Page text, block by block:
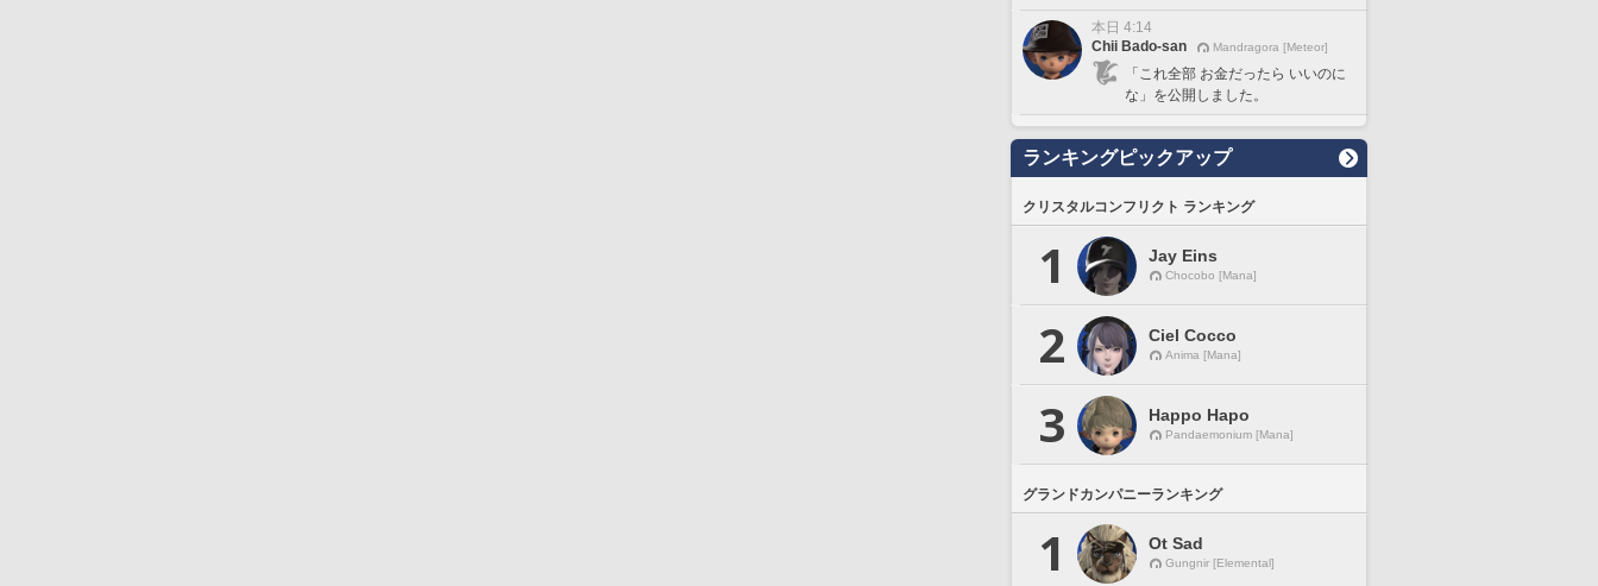
本日 4:14
Chii Bado-san
Mandragora [Meteor]
「これ全部 お金だったら いいのに
な」を公開しました。
ランキングピックアップ
クリスタルコンフリクト ランキング
1 Jay Eins
Chocobo [Mana]
2 Ciel Cocco
Anima [Mana]
3 Happo Hapo
Pandaemonium [Mana]
グランドカンパニーランキング
1 Ot Sad
Gungnir [Elemental]